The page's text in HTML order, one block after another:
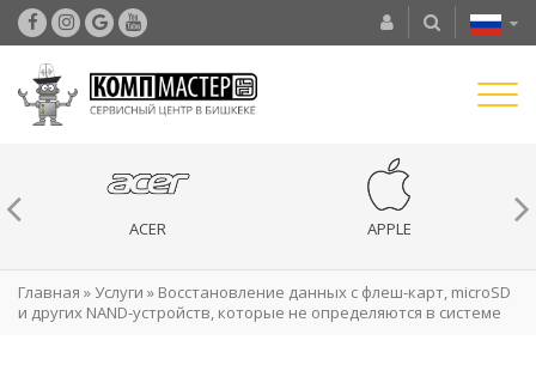
ACER APPLE
Главная »Услуги » Восстановление данных с флеш-карт, microSD
и других NAND-устройств, которые не определяются в системе